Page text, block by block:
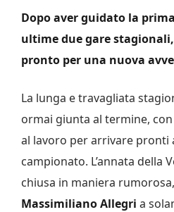
Dopo aver guidato la
ultime due gare
pronto per una nuova
La lunga e travagliata
ormai giunta al termine,
al lavoro per arrivare pronti
campionato. L’annata della
chiusa in maniera
Massimiliano Allegri a